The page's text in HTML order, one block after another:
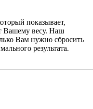
показывает,
Вашему весу. Наш
Вам нужно сбросить
результата.